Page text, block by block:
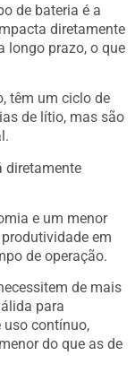
de bateria é a
diretamente
longo prazo, o que
têm um ciclo de
de lítio, mas são
diretamente
e um menor
em
de operação.
de mais
para
uso contínuo,
do que as de